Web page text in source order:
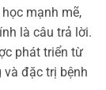
mạnh mẽ,
là câu trả lời.
phát triển từ
và đặc trị bệnh